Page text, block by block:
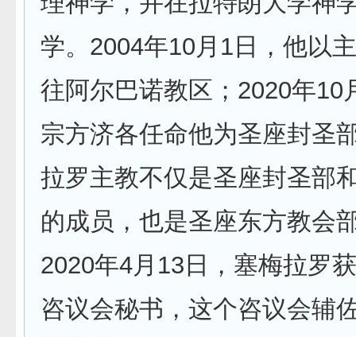
学。2004年10月1日，他以
往阿尔巴诺教区；2020年10
宗方济各任命他为圣座封圣
拉罗主教不仅是圣座封圣部
的成员，也是圣座东方教会
2020年4月13日，塞梅拉罗
咨议会秘书，这个咨议会辅